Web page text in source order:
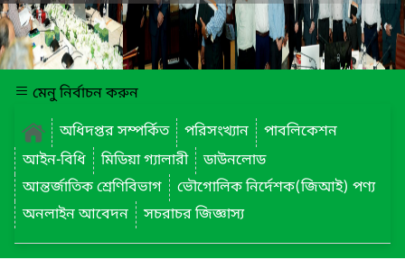
মেনু নির্বাচন করুন
অধিদপ্তর সম্পর্কিত
পরিসংখ্যান
পাবলিকেশন
আইন-বিধি
মিডিয়া গ্যালারী
ডাউনলোড
আন্তর্জাতিক শ্রেণিবিভাগ
ভৌগোলিক নির্দেশক(জিআই) পণ্য
অনলাইন আবেদন
সচরাচর জিজ্ঞাস্য